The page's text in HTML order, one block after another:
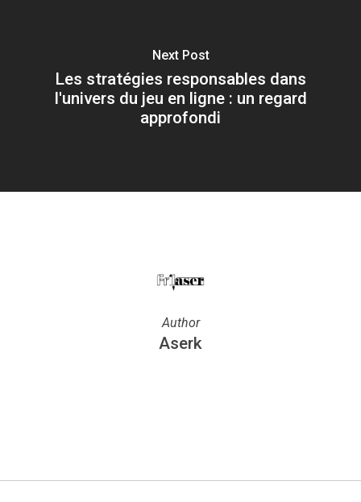
Next Post
Les stratégies responsables dans
l'univers du jeu en ligne : un regard
approfondi
Author
Aserk